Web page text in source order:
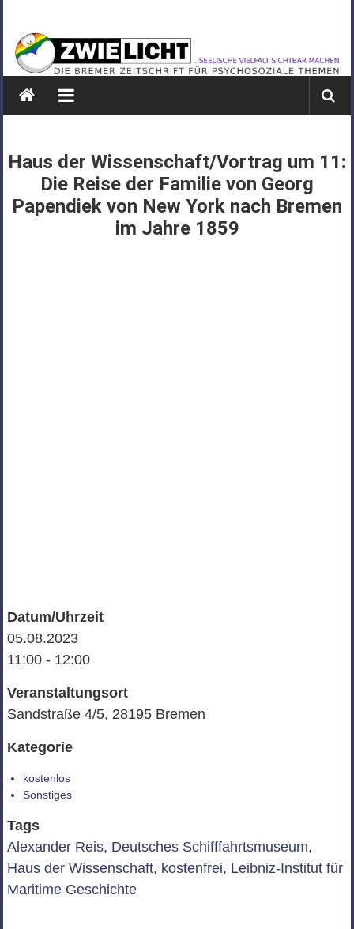
springen
ZWIELICHT
BREMEN
DIE
PSYCHOSOZIALE
THEMEN
Haus der Wissenschaft/Vortrag um 11:
Die Reise der Familie von Georg
Papendiek von New York nach Bremen
im Jahre 1859
Datum/Uhrzeit
05.08.2023
11:00 - 12:00
Veranstaltungsort
Sandstraße 4/5, 28195 Bremen
Kategorie
kostenlos
Sonstiges
Tags
Alexander Reis, Deutsches Schifffahrtsmuseum,
Haus der Wissenschaft, kostenfrei, Leibniz-Institut für
Maritime Geschichte